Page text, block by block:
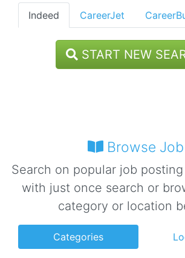
Indeed CareerJet
START NEW
Browse Job
Search on popular job
with just once search or
category or location
Categories